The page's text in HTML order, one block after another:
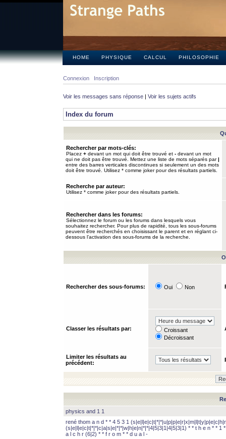
HOME PHYSIQUE CALCUL PHILOSOPHIE
Connexion Inscription
Voir les messages sans réponse | Voir les sujets actifs
Index du forum
Rechercher par mots-clés:
Placez + devant un mot qui doit être trouvé et - devant un mot
qui ne doit pas être trouvé. Mettez une liste de mots séparés par|
entre des barres verticales discontinues si seulement un des mots
doit être trouvé. Utilisez * comme joker pour des résultats partiels.
Recherche par auteur:
Utilisez * comme joker pour des résultats partiels.
Rechercher dans les forums:
Sélectionnez le forum ou les forums dans lesquels vous
souhaitez rechercher. Pour plus de rapidité, tous les sous-forums
peuvent être recherchés en choisissant le parent et en réglant ci-
dessous l’activation des sous-forums de la recherche.
Rechercher des sous-forums: Oui Non
Classer les résultats par:
Croissant
Décroissant
Limiter les résultats au
précédent:
physics and 1 1
rené thom a n d * * 4 5 3 1
(s|e|l|e|c|t|*|*|c|a|s|e|*|*|w|h|e|n|*|*|4|5|3|1|4|5|3|1) * * t h e n * * 1
a l c h r (6|2) * * f r o m * * d u a l -